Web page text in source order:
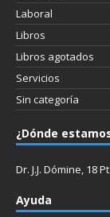
Laboral
Libros
Libros agotados
Servicios
Sin categoría
¿Dónde
Dr. J.J. Dómine, 18
Ayuda